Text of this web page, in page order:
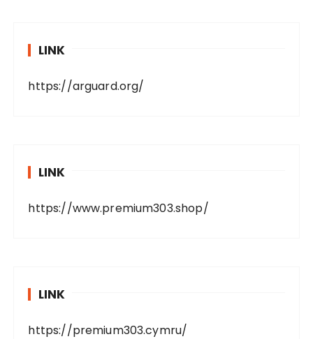
LINK
https://arguard.org/
LINK
https://www.premium303.shop/
LINK
https://premium303.cymru/